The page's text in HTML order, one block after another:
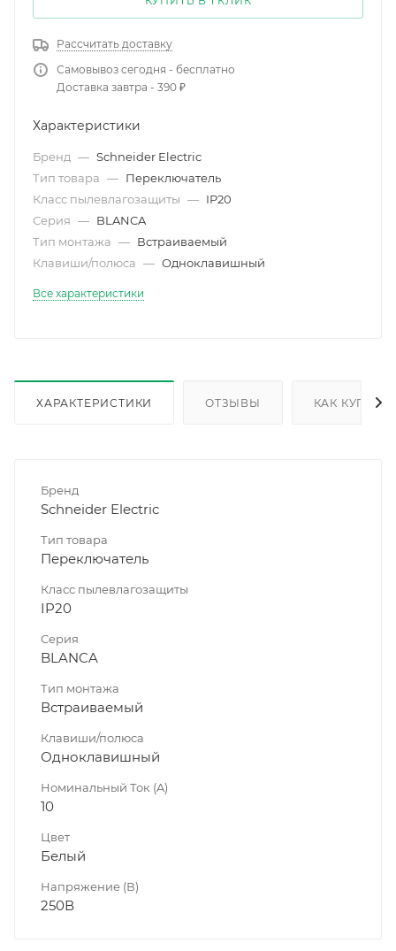
Рассчитать доставку
Самовывоз сегодня - бесплатно
Доставка завтра - 390 ₽
Характеристики
Бренд — Schneider Electric
Тип товара — Переключатель
Класс пылевлагозащиты — IP20
Серия — BLANCA
Тип монтажа — Встраиваемый
Клавиши/полюса — Одноклавишный
Все характеристики
ХАРАКТЕРИСТИКИ ОТЗЫВЫ КАК КУПИТЬ
Бренд
Schneider Electric
Тип товара
Переключатель
Класс пылевлагозащиты
IP20
Серия
BLANCA
Тип монтажа
Встраиваемый
Клавиши/полюса
Одноклавишный
Номинальный Ток (A)
10
Цвет
Белый
Напряжение (В)
250В